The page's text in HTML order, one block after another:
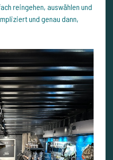
reingehen, auswählen und
und genau dann,